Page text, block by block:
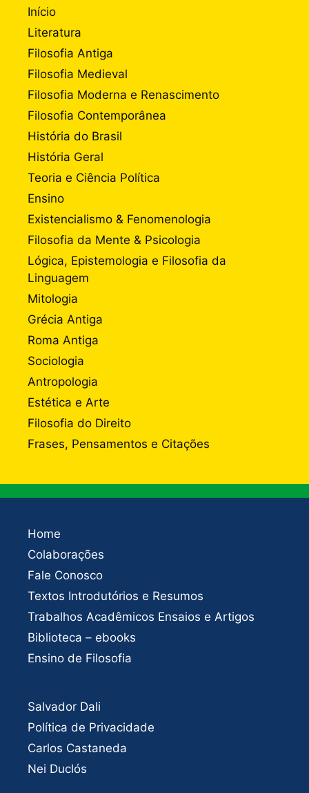
Início
Literatura
Filosofia Antiga
Filosofia Medieval
Filosofia Moderna e Renascimento
Filosofia Contemporânea
História do Brasil
História Geral
Teoria e Ciência Política
Ensino
Existencialismo & Fenomenologia
Filosofia da Mente & Psicologia
Lógica, Epistemologia e Filosofia da
Linguagem
Mitologia
Grécia Antiga
Roma Antiga
Sociologia
Antropologia
Estética e Arte
Filosofia do Direito
Frases, Pensamentos e Citações
Home
Colaborações
Fale Conosco
Textos Introdutórios e Resumos
Trabalhos Acadêmicos Ensaios e Artigos
Biblioteca – ebooks
Ensino de Filosofia
Salvador Dali
Política de Privacidade
Carlos Castaneda
Nei Duclós